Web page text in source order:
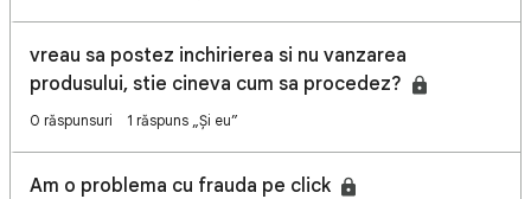
vreau sa postez inchirierea si nu vanzarea
produsului, stie cineva cum sa procedez?
0 răspunsuri 1 răspuns „Și eu”
Am o problema cu frauda pe click